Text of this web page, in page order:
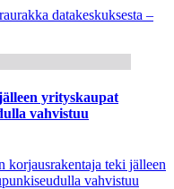
datakeskuksesta –
yrityskaupat
vahvistuu
korjausrakentaja teki jälleen
vahvistuu